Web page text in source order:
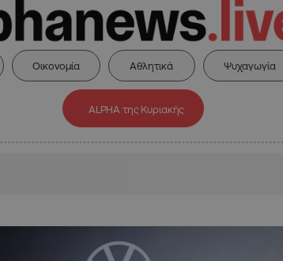
Οικονομία Αθλητικά Ψυχαγωγία
ALPHA της Κυριακής